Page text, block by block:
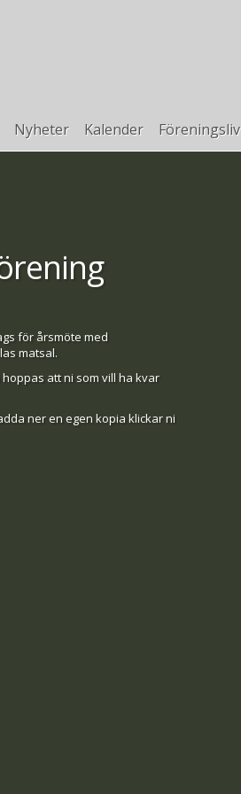
Nyheter Kalender Föreningsliv
för årsmöte med
matsal.
att ni som vill ha kvar
ner en egen kopia klickar ni